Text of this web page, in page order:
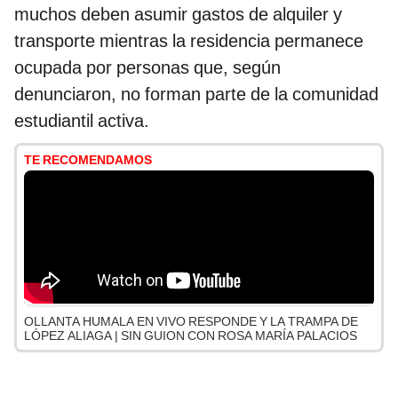
muchos deben asumir gastos de alquiler y
transporte mientras la residencia permanece
ocupada por personas que, según
denunciaron, no forman parte de la comunidad
estudiantil activa.
TE RECOMENDAMOS
OLLANTA HUMALA EN VIVO RESPONDE Y LA TRAMPA DE
LÓPEZ ALIAGA | SIN GUION CON ROSA MARÍA PALACIOS